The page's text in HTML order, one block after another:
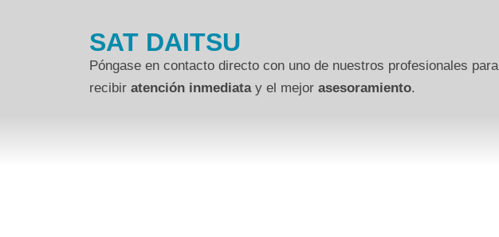
SAT DAITSU
Póngase en contacto directo con uno de nuestros profesionales para
recibir atención inmediatay el mejor asesoramiento.